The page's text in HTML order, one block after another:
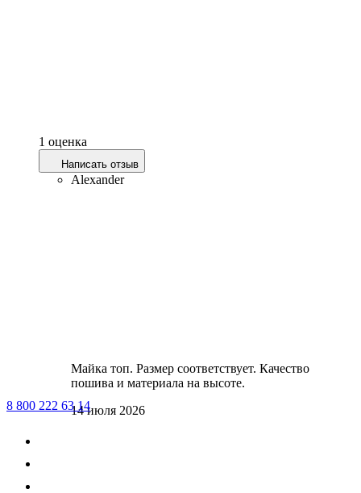
1 оценка
Написать отзыв
Alexander
Майка топ. Размер соответствует. Качество
пошива и материала на высоте.
14 июля 2026
8 800 222 63 14